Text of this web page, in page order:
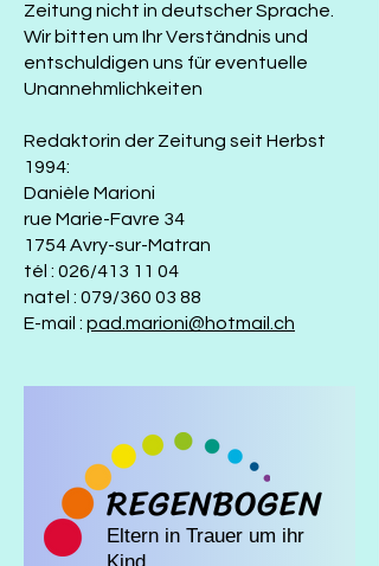
Zeitung nicht in deutscher Sprache.
Wir bitten um Ihr Verständnis und
entschuldigen uns für eventuelle
Unannehmlichkeiten
Redaktorin der Zeitung seit Herbst
1994:
Danièle Marioni
rue Marie-Favre 34
1754 Avry-sur-Matran
tél : 026/413 11 04
natel : 079/360 03 88
E-mail : pad.marioni@hotmail.ch
REGENBOGEN
Eltern in Trauer um ihr